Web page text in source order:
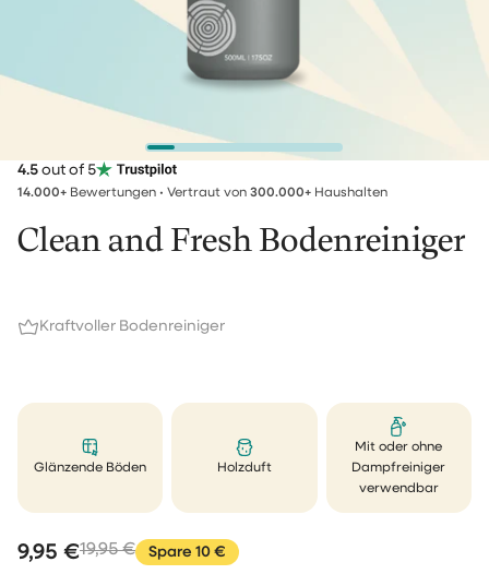
4.5 out of 5
14.000+ Bewertungen • Vertraut von 300.000+ Haushalten
Clean and Fresh Bodenreiniger
Kraftvoller Bodenreiniger
Glänzende Böden Holzduft
Mit oder ohne
Dampfreiniger
verwendbar
9,95 €19,95 € Spare 10 €